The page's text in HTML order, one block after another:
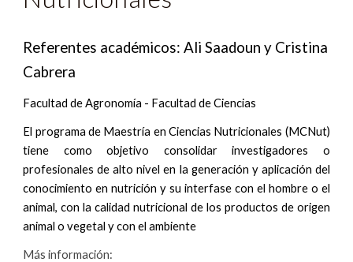
Referentes académicos: Ali Saadoun y Cristina
Cabrera
Facultad de Agronomía - Facultad de Ciencias
El programa de Maestría en Ciencias Nutricionales (MCNut)
tiene como objetivo consolidar investigadores o
profesionales de alto nivel en la generación y aplicación del
conocimiento en nutrición y su interfase con el hombre o el
animal, con la calidad nutricional de los productos de origen
animal o vegetal y con el ambiente
Más información: